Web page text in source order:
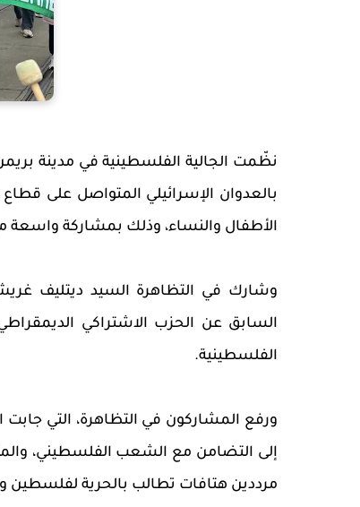
نظّمت الجالية الفلسطينية في مدينة
الأطفال والنساء، وذلك بمشاركة واسعة
وشارك في التظاهرة السيد ديتليف
السابق عن الحزب الاشتراكي
الفلسطينية.
ورفع المشاركون في التظاهرة، التي جابت
إلى التضامن مع الشعب الفلسطيني،
مرددين هتافات تطالب بالحرية لفلسطين